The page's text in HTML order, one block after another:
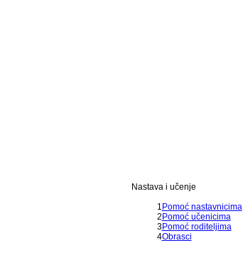
Nastava i učenje
1 Pomoć nastavnicima
2 Pomoć učenicima
3Pomoć roditeljima
4Obrasci